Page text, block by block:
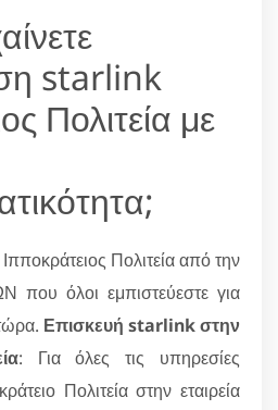
starlink
Πολιτεία με
Πολιτεία από την
που όλοι εμπιστεύεστε για
Επισκευή starlink στην
: Για όλες τις υπηρεσίες
Πολιτεία στην εταιρεία